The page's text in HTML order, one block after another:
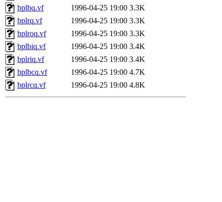
bplbq.vf
1996-04-25 19:00 3.3K
bplrq.vf
1996-04-25 19:00 3.3K
bplroq.vf
1996-04-25 19:00 3.3K
bplbiq.vf
1996-04-25 19:00 3.4K
bplriq.vf
1996-04-25 19:00 3.4K
bplbcq.vf
1996-04-25 19:00 4.7K
bplrcq.vf
1996-04-25 19:00 4.8K